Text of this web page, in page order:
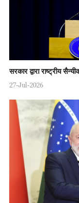
सरकार द्वारा राष्ट्रीय
27-Jul-2026